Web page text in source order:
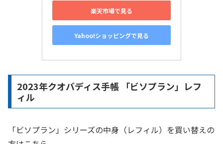
楽天市場で見る
Yahoo!ショッピングで見る
2023年クオバディス手帳 「ビソプラン」レフ
ィル
「ビソプラン」シリーズの中身（レフィル）を買い替えの